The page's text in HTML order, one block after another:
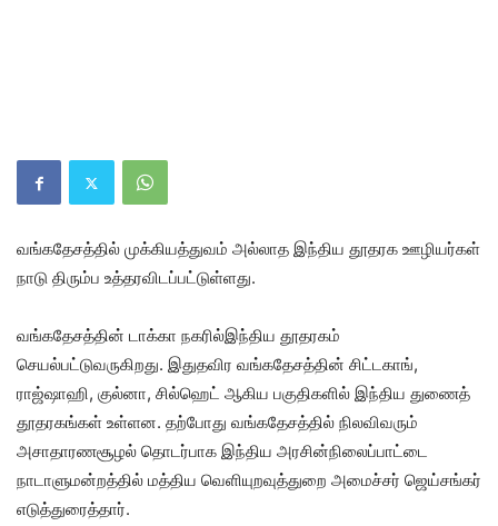
வங்கதேசத்தில் முக்கியத்துவம் அல்லாத இந்திய தூதரக ஊழியர்கள்
நாடு திரும்ப உத்தரவிடப்பட்டுள்ளது.
வங்கதேசத்தின் டாக்கா நகரில்இந்திய தூதரகம்
செயல்பட்டுவருகிறது. இதுதவிர வங்கதேசத்தின் சிட்டகாங்,
ராஜ்ஷாஹி, குல்னா, சில்ஹெட் ஆகிய பகுதிகளில் இந்திய துணைத்
தூதரகங்கள் உள்ளன. தற்போது வங்கதேசத்தில் நிலவிவரும்
அசாதாரணசூழல் தொடர்பாக இந்திய அரசின்நிலைப்பாட்டை
நாடாளுமன்றத்தில் மத்திய வெளியுறவுத்துறை அமைச்சர் ஜெய்சங்கர்
எடுத்துரைத்தார்.